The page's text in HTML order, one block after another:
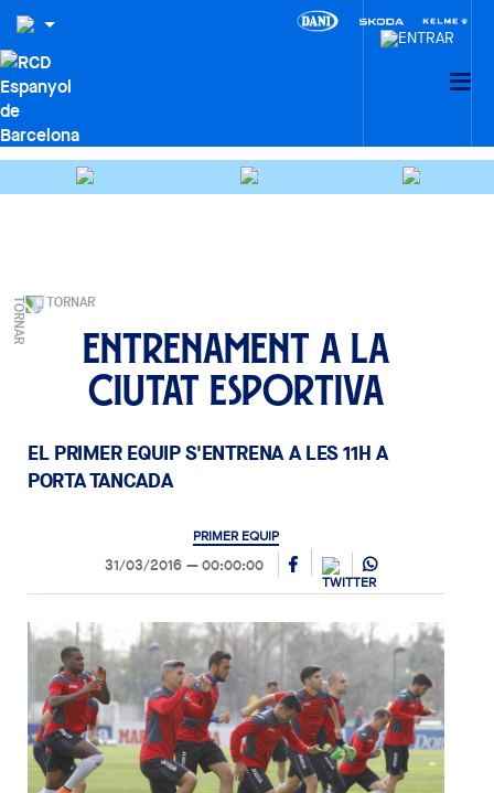
TORNAR
Entrenament a la
Ciutat Esportiva
EL PRIMER EQUIP S'ENTRENA A LES 11H A
PORTA TANCADA
PRIMER EQUIP
31/03/2016 00:00:00